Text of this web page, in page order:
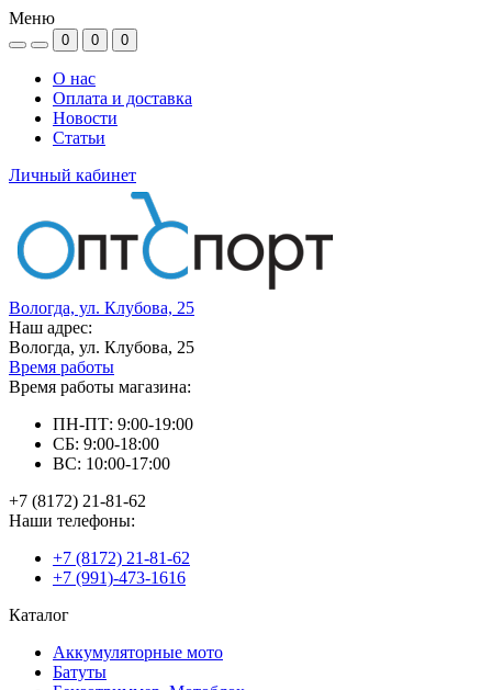
Меню
0 0 0
О нас
Оплата и доставка
Новости
Статьи
Личный кабинет
Вологда, ул. Клубова, 25
Наш адрес:
Вологда, ул. Клубова, 25
Время работы
Время работы магазина:
ПН-ПТ: 9:00-19:00
СБ: 9:00-18:00
ВС: 10:00-17:00
+7 (8172) 21-81-62
Наши телефоны:
+7 (8172) 21-81-62
+7 (991)-473-1616
Каталог
Аккумуляторные мото
Батуты